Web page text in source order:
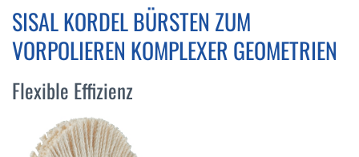
SISAL KORDEL BÜRSTEN ZUM
VORPOLIEREN KOMPLEXER GEOMETRIEN
Flexible Effizienz